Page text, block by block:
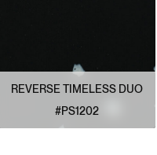
REVERSE TIMELESS DUO
#PS1202